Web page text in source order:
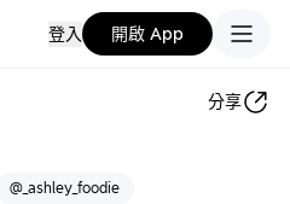
登入 開啟 App
分享
@ _ashley_foodie